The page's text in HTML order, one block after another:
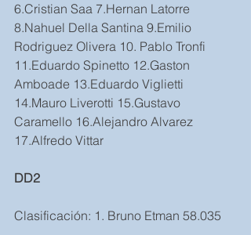
6.Cristian Saa 7.Hernan Latorre
8.Nahuel Della Santina 9.Emilio
Rodriguez Olivera 10. Pablo Tronfi
11.Eduardo Spinetto 12.Gaston
Amboade 13.Eduardo Viglietti
14.Mauro Liverotti 15.Gustavo
Caramello 16.Alejandro Alvarez
17.Alfredo Vittar
DD2
Clasificación: 1. Bruno Etman 58.035